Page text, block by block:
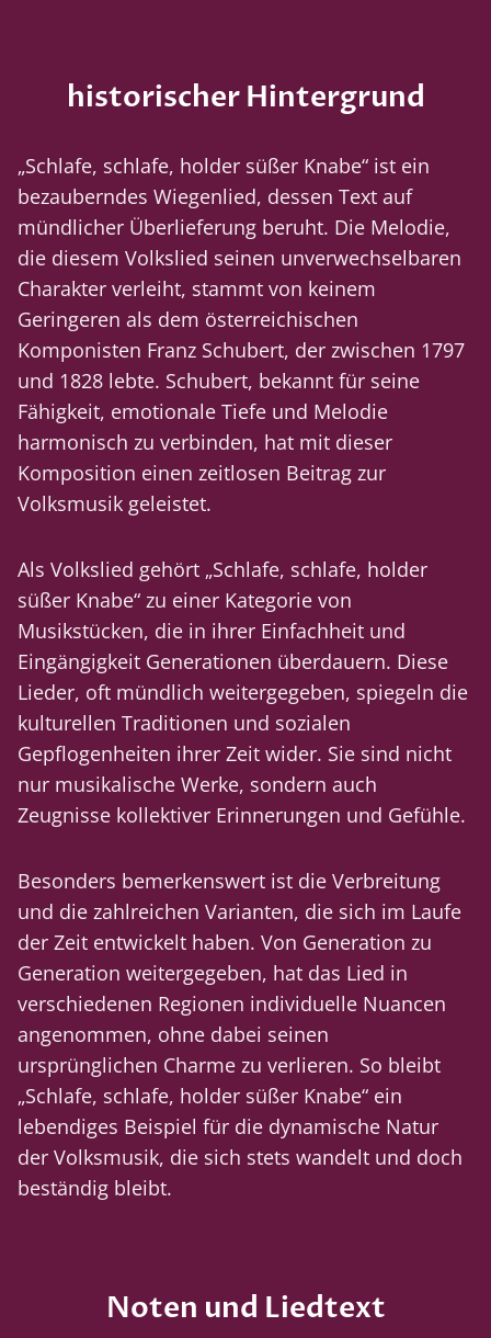
historischer Hintergrund
„Schlafe, schlafe, holder süßer Knabe“ ist ein
bezauberndes Wiegenlied, dessen Text auf
mündlicher Überlieferung beruht. Die Melodie,
die diesem Volkslied seinen unverwechselbaren
Charakter verleiht, stammt von keinem
Geringeren als dem österreichischen
Komponisten Franz Schubert, der zwischen 1797
und 1828 lebte. Schubert, bekannt für seine
Fähigkeit, emotionale Tiefe und Melodie
harmonisch zu verbinden, hat mit dieser
Komposition einen zeitlosen Beitrag zur
Volksmusik geleistet.
Als Volkslied gehört „Schlafe, schlafe, holder
süßer Knabe“ zu einer Kategorie von
Musikstücken, die in ihrer Einfachheit und
Eingängigkeit Generationen überdauern. Diese
Lieder, oft mündlich weitergegeben, spiegeln die
kulturellen Traditionen und sozialen
Gepflogenheiten ihrer Zeit wider. Sie sind nicht
nur musikalische Werke, sondern auch
Zeugnisse kollektiver Erinnerungen und Gefühle.
Besonders bemerkenswert ist die Verbreitung
und die zahlreichen Varianten, die sich im Laufe
der Zeit entwickelt haben. Von Generation zu
Generation weitergegeben, hat das Lied in
verschiedenen Regionen individuelle Nuancen
angenommen, ohne dabei seinen
ursprünglichen Charme zu verlieren. So bleibt
„Schlafe, schlafe, holder süßer Knabe“ ein
lebendiges Beispiel für die dynamische Natur
der Volksmusik, die sich stets wandelt und doch
beständig bleibt.
Noten und Liedtext